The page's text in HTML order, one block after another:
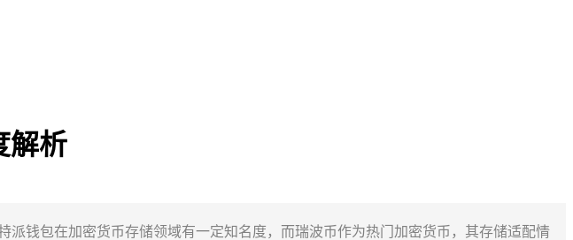
解析
钱包在加密货币存储领域有一定知名度，而瑞波币作为热门加密货币，其存储适配情